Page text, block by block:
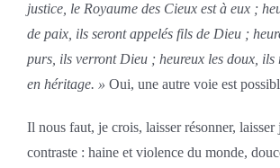
justice, le Royaume des Cieux est à eux ;
de paix, ils seront appelés fils de Dieu ;
purs, ils verront Dieu ; heureux les doux, ils
en héritage. » Oui, une autre voie est
Il nous faut, je crois, laisser résonner,
contraste : haine et violence du monde,